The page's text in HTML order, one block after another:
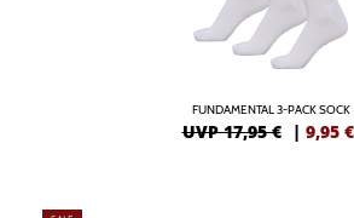
FUNDAMENTAL 3-PACK SOCK
UVP 17,95 € | 9,95 €